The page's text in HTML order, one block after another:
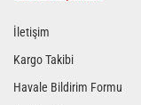
İletişim
Kargo Takibi
Havale Bildirim Formu